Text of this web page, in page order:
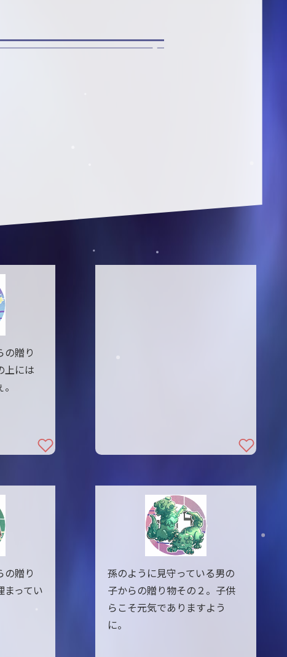
の贈り
上には
の贈り
まってい
孫のように見守っている男の
子からの贈り物その２。子供
らこそ元気でありますよう
に。